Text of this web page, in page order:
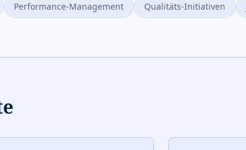
Performance-Management Qualitäts-Initiativen